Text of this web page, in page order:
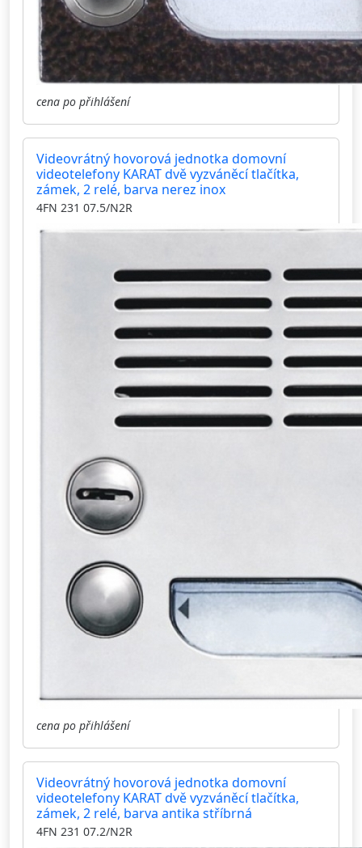
cena po přihlášení
Videovrátný hovorová jednotka domovní
videotelefony KARAT dvě vyzváněcí tlačítka,
zámek, 2 relé, barva nerez inox
4FN 231 07.5/N2R
cena po přihlášení
Videovrátný hovorová jednotka domovní
videotelefony KARAT dvě vyzváněcí tlačítka,
zámek, 2 relé, barva antika stříbrná
4FN 231 07.2/N2R